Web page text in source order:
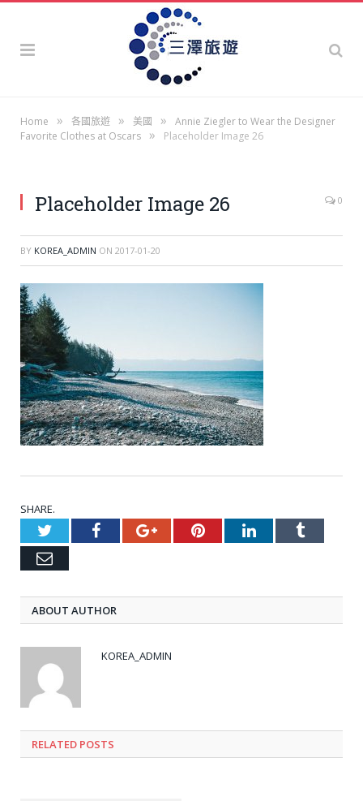
Home » 各國旅遊 » 美國 »
Annie Ziegler to Wear the Designer
Favorite Clothes at Oscars
» Placeholder Image 26
Placeholder Image 26 0
BY KOREA_ADMIN ON 2017-01-20
SHARE.
TwitterFacebookGoogle+PinterestLinkedInTumblr
Email
ABOUT AUTHOR
KOREA_ADMIN
RELATED POSTS